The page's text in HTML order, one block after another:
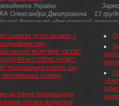
України
Олександра Дмитровича
державної адміністрації
та установках з
або
енергії ФІЗИЧНІЙ ОСОБІ
ОЛЕКСАНДРУ
комісія, що
у сфері
до плану заходів щодо
питань кредитної
z0864-
року
13